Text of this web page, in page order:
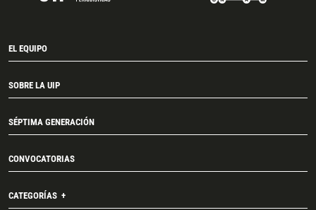
EL EQUIPO
SOBRE LA UIP
SÉPTIMA GENERACIÓN
CONVOCATORIAS
CATEGORÍAS